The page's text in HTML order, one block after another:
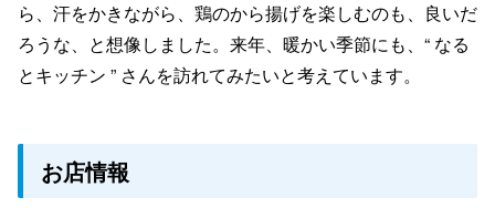
ら、汗をかきながら、鶏のから揚げを楽しむのも、良いだ
ろうな、と想像しました。来年、暖かい季節にも、“ なる
とキッチン ” さんを訪れてみたいと考えています。
お店情報